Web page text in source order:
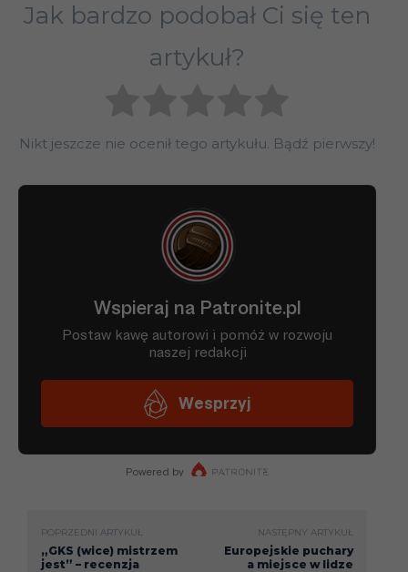
Jak bardzo podobał Ci się ten
artykuł?
Nikt jeszcze nie ocenił tego artykułu. Bądź pierwszy!
POPRZEDNI ARTYKUŁ
„GKS (wice) mistrzem
jest” – recenzja
NASTĘPNY ARTYKUŁ
Europejskie puchary
a miejsce w lidze